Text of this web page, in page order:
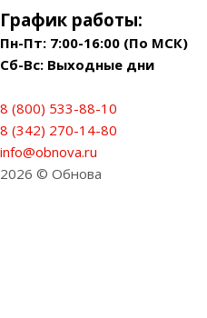
График работы:
Пн-Пт: 7:00-16:00 (По МСК)
Сб-Вс: Выходные дни
8 (800) 533-88-10
8 (342) 270-14-80
info@obnova.ru
2026 © Обнова